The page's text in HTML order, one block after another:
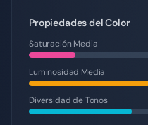
Propiedades del Color
Saturación Media
Luminosidad Media
Diversidad de Tonos